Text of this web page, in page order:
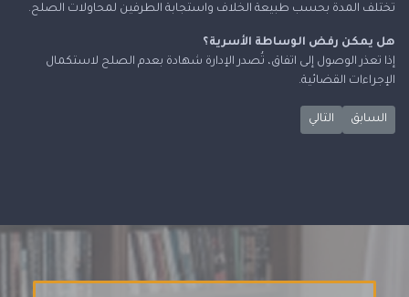
تختلف المدة بحسب طبيعة الخلاف واستجابة الطرفين لمحاولات الصلح.
هل يمكن رفض الوساطة الأسرية؟
إذا تعذر الوصول إلى اتفاق، تُصدر الإدارة شهادة بعدم الصلح لاستكمال
الإجراءات القضائية.
المقال السابق: فسخ الزواج في الكويت بسبب الضرر النفسي أو الضيق
السابق المقال التالي: هل الوساطة الأسرية تمنع الطلاق في الكويت..كل
التالي